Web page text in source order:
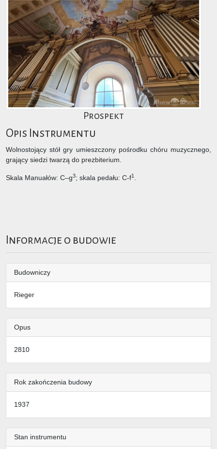
Prospekt
Opis Instrumentu
Wolnostojący stół gry umieszczony pośrodku chóru muzycznego,
grający siedzi twarzą do prezbiterium.
Skala Manuałów: C–g3; skala pedału: C-f1
Informacje o budowie
Budowniczy
Rieger
Opus
2810
Rok zakończenia budowy
1937
Stan instrumentu